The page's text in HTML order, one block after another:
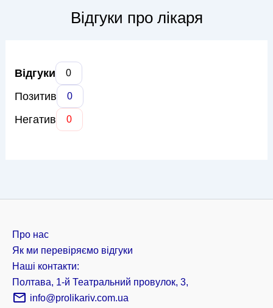
нейродегенеративні захворювання...
Відгуки про лікаря
Відгуки 0
Позитив 0
Негатив 0
Про нас
Як ми перевіряємо відгуки
Наші контакти:
Полтава, 1-й Театральний провулок, 3,
info@prolikariv.com.ua